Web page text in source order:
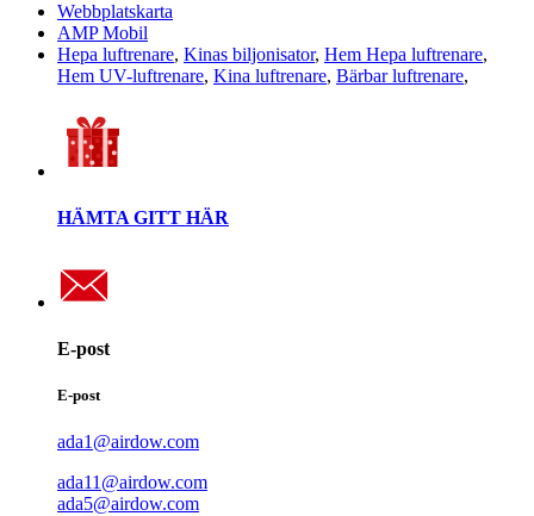
Webbplatskarta
AMP Mobil
Hepa luftrenare, Kinas biljonisator, Hem Hepa luftrenare,
Hem UV-luftrenare, Kina luftrenare, Bärbar luftrenare,
HÄMTA GITT HÄR
E-post
E-post
ada1@airdow.com
ada11@airdow.com
ada5@airdow.com